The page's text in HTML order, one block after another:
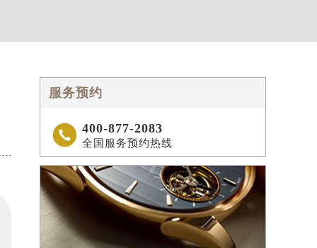
服务预约
 400-877-2083
全国服务预约热线